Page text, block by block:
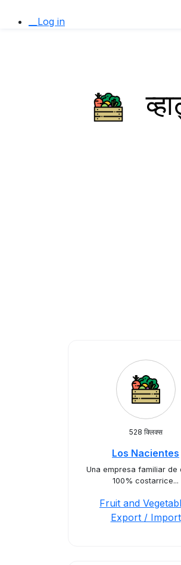
__Log in
528 क्लिक्स
Los Nacientes
Una empresa familiar de
100% costarrice...
Fruit and
Export / Import